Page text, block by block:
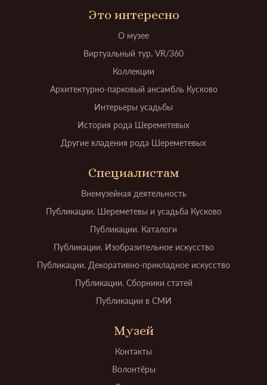
Это интересно
О музее
Виртуальный тур. VR/360
Коллекции
Архитектурно-парковый ансамбль Кусково
Интерьеры усадьбы
История рода Шереметевых
Другие владения рода Шереметевых
Специалистам
Внемузейная деятельность
Публикации. Шереметевы и усадьба Кусково
Публикации. Каталоги
Публикации. Изобразительное искусство
Публикации. Декоративно-прикладное искусство
Публикации. Сборники статей
Публикации в СМИ
Музей
Контакты
Волонтёры